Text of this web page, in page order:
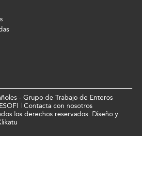
- Grupo de Trabajo de Enteros
| Contacta con nosotros
los derechos reservados. Diseño y